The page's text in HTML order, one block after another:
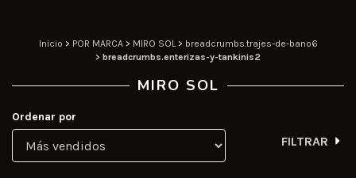
Inicio > POR MARCA > MIRO SOL > breadcrumbs.trajes-de-bano6
> breadcrumbs.enterizas-y-tankinis2
MIRO SOL
Ordenar por
FILTRAR